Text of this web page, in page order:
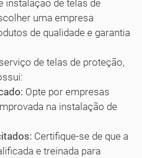
instalação de telas de
uma empresa
de qualidade e garantia
de telas de proteção,
Opte por empresas
na instalação de
Certifique-se de que a
e treinada para